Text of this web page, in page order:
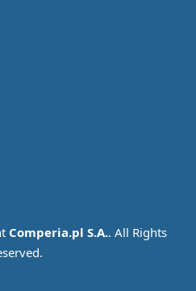
Comperia.pl S.A.. All Rights